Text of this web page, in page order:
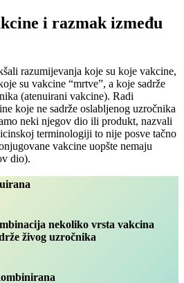
i razmak između
razumijevanja koje su koje vakcine,
su vakcine “mrtve”, a koje sadrže
(atenuirani vakcine). Radi
koje ne sadrže oslabljenog uzročnika
neki njegov dio ili produkt, nazvali
terminologiji to nije posve tačno
vakcine uopšte nemaju
dio).
nekoliko vrsta vakcina
živog uzročnika